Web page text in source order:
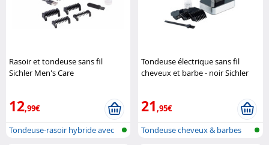
Rasoir et tondeuse sans fil
Sichler Men's Care
12,99€
Tondeuse-rasoir hybride avec
Tondeuse électrique sans fil
cheveux et barbe - noir Sichler
21,95€
Tondeuse cheveux & barbes